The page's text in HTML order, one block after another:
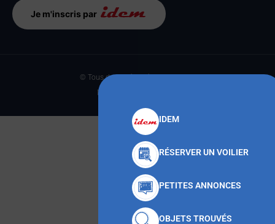
IDEM
RÉSERVER UN VOILIER
PETITES ANNONCES
OBJETS TROUVÉS
Je m'inscris par
© Tous droits réservés CNMT 2023
Made with